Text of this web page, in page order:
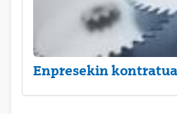
Enpresekin